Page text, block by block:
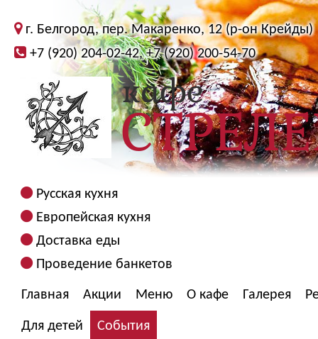
г. Белгород, пер. Макаренко, 12 (р-он Крейды)
+7 (920) 204-02-42, +7 (920) 200-54-70
Русская кухня
Европейская кухня
Доставка еды
Проведение банкетов
Главная Акции Меню О кафе Галерея
Для детей События